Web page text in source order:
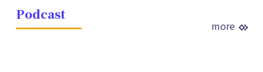
Podcast
more